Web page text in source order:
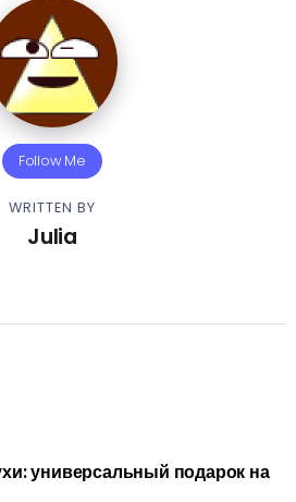
Follow Me
WRITTEN BY
Julia
универсальный подарок на